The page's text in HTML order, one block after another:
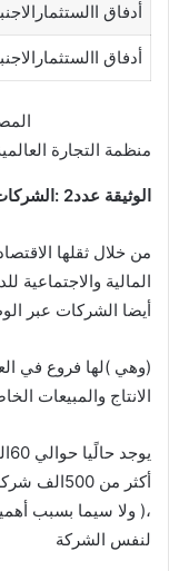
أدفاق
أدفاق
المصدر: تقرير
منظمة التجارة
الوثيقة عدد2 :الشركات عبر القطرية في العالم سنة 2018
من خلال ثقلها
المالية
أيضا الشركات عبر
(وهي )لها فروع في
الانتاج والمبيعات
أكثر من
،( ولا سيما بسبب
لنفس الشركة